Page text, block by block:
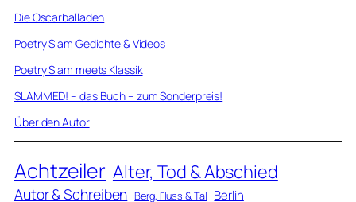
Die Oscarballaden
Poetry Slam Gedichte & Videos
Poetry Slam meets Klassik
SLAMMED! – das Buch – zum Sonderpreis!
Über den Autor
Achtzeiler Alter, Tod & Abschied
Autor & Schreiben Berg, Fluss & Tal Berlin